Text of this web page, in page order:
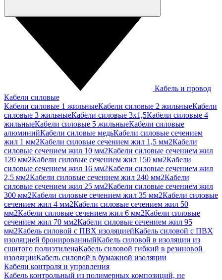
Кабель и провод
Кабели силовые
Кабели силовые 1 жильныеКабели силовые 2 жильныеКабели
силовые 3 жильныеКабели силовые 3х1,5Кабели силовые 4
жильныеКабели силовые 5 жильныеКабели силовые
алюминийКабели силовые медьКабели силовые сечением
жил 1 мм2Кабели силовые сечением жил 1,5 мм2Кабели
силовые сечением жил 10 мм2Кабели силовые сечением жил
120 мм2Кабели силовые сечением жил 150 мм2Кабели
силовые сечением жил 16 мм2Кабели силовые сечением жил
2,5 мм2Кабели силовые сечением жил 240 мм2Кабели
силовые сечением жил 25 мм2Кабели силовые сечением жил
300 мм2Кабели силовые сечением жил 35 мм2Кабели силовые
сечением жил 4 мм2Кабели силовые сечением жил 50
мм2Кабели силовые сечением жил 6 мм2Кабели силовые
сечением жил 70 мм2Кабели силовые сечением жил 95
мм2Кабель силовой с ПВХ изоляциейКабель силовой с ПВХ
изоляцией бронированныйКабель силовой в изоляции из
сшитого полиэтиленаКабель силовой гибкий в резиновой
изоляцииКабель силовой в бумажной изоляции
Кабели контроля и управления
Кабель контрольный из полимерных композиций, не